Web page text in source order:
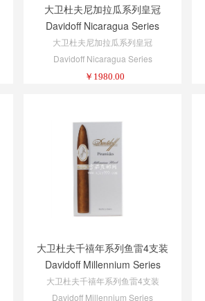
大卫杜夫尼加拉瓜系列皇冠
Davidoff Nicaragua Series
Diadema
大卫杜夫尼加拉瓜系列皇冠
Davidoff Nicaragua Series
Diadema
￥ 1980.00
大卫杜夫千禧年系列鱼雷4支装
Davidoff Millennium Series
Piramides 4-Pack 1/4
大卫杜夫千禧年系列鱼雷4支装
Davidoff Millennium Series